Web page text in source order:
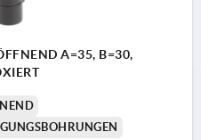
A=35, B=30,